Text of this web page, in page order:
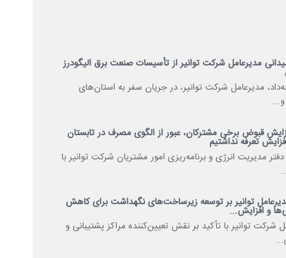
مدیرعامل شرکت توانیر از تأسیسات صنعت برق الیگودرز
مدیرعامل شرکت توانیر، در جریان سفر به استان‌های
قبوض برخی مشترکان، عبور از الگوی مصرف در تابستان
تعرفه نداشتیم
مدیریت انرژی و برنامه‌ریزی امور مشتریان شرکت توانیر با
توانیر بر توسعه زیرساخت‌های نگهداشت برای کاهش
و افزایش...
شرکت توانیر با تأکید بر نقش تعیین‌کننده مراکز پشتیبانی و